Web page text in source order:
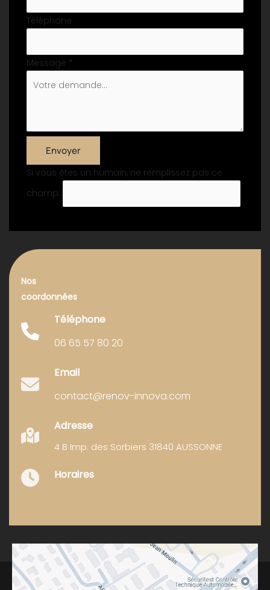
Téléphone
Message *
Envoyer
Si vous êtes un humain, ne remplissez pas ce
champ.
Nos
coordonnées
Téléphone
06 65 57 80 20
Email
contact@renov-innova.com
Adresse
4 B Imp. des Sorbiers 31840 AUSSONNE
Horaires